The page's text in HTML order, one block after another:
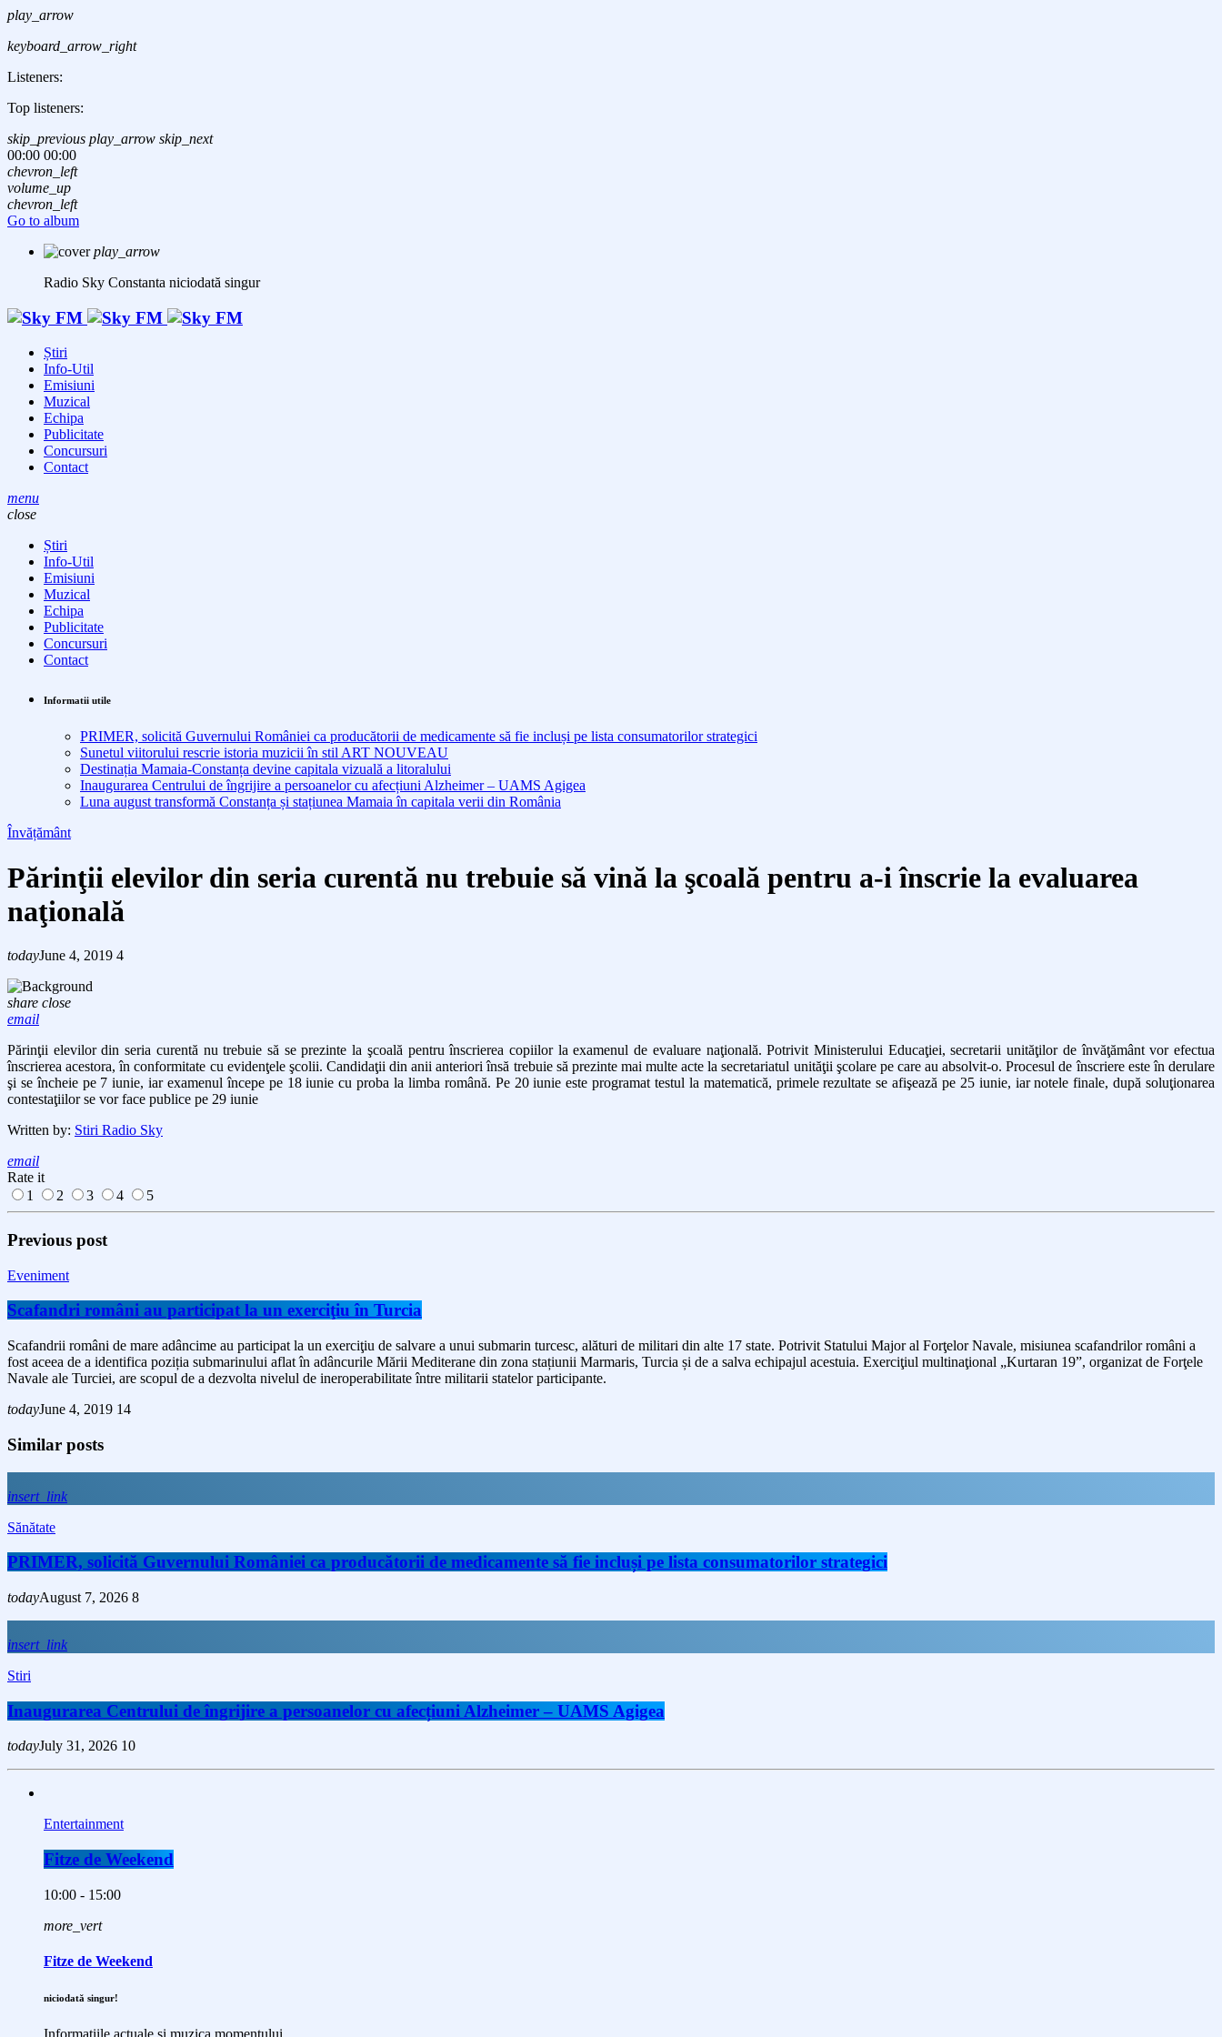
play_arrow
keyboard_arrow_right
Listeners:
Top listeners:
skip_previous play_arrow skip_next
00:00 00:00
chevron_left
volume_up
chevron_left
Go to album
play_arrow
Radio Sky Constanta niciodată singur
Știri
Info-Util
Emisiuni
Muzical
Echipa
Publicitate
Concursuri
Contact
menu
close
Știri
Info-Util
Emisiuni
Muzical
Echipa
Publicitate
Concursuri
Contact
Informatii utile
PRIMER, solicită Guvernului României ca producătorii de medicamente să fie incluși pe lista consumatorilor strategici
Sunetul viitorului rescrie istoria muzicii în stil ART NOUVEAU
Destinația Mamaia-Constanța devine capitala vizuală a litoralului
Inaugurarea Centrului de îngrijire a persoanelor cu afecțiuni Alzheimer – UAMS Agigea
Luna august transformă Constanța și stațiunea Mamaia în capitala verii din România
Învățământ
Părinţii elevilor din seria curentă nu trebuie să vină la şcoală pentru a-i înscrie la evaluarea
naţională
todayJune 4, 2019 4
share close
email
Părinţii elevilor din seria curentă nu trebuie să se prezinte la şcoală pentru înscrierea copiilor la examenul de evaluare naţională. Potrivit Ministerului Educaţiei, secretarii unităţilor de învăţământ vor efectua
înscrierea acestora, în conformitate cu evidenţele şcolii. Candidaţii din anii anteriori însă trebuie să prezinte mai multe acte la secretariatul unităţii şcolare pe care au absolvit-o. Procesul de înscriere este în derulare
şi se încheie pe 7 iunie, iar examenul începe pe 18 iunie cu proba la limba română. Pe 20 iunie este programat testul la matematică, primele rezultate se afişează pe 25 iunie, iar notele finale, după soluţionarea
contestaţiilor se vor face publice pe 29 iunie
Written by: Stiri Radio Sky
email
Rate it
1
2 3 4 5
Previous post
Eveniment
Scafandri români au participat la un exerciţiu în Turcia
Scafandrii români de mare adâncime au participat la un exerciţiu de salvare a unui submarin turcesc, alături de militari din alte 17 state. Potrivit Statului Major al Forţelor Navale, misiunea scafandrilor români a
fost aceea de a identifica poziția submarinului aflat în adâncurile Mării Mediterane din zona stațiunii Marmaris, Turcia și de a salva echipajul acestuia. Exerciţiul multinaţional „Kurtaran 19”, organizat de Forţele
Navale ale Turciei, are scopul de a dezvolta nivelul de ineroperabilitate între militarii statelor participante.
todayJune 4, 2019 14
Similar posts
insert_link
Sănătate
PRIMER, solicită Guvernului României ca producătorii de medicamente să fie incluși pe lista consumatorilor strategici
todayAugust 7, 2026 8
insert_link
Stiri
Inaugurarea Centrului de îngrijire a persoanelor cu afecțiuni Alzheimer – UAMS Agigea
todayJuly 31, 2026 10
Entertainment
Fitze de Weekend
10:00 - 15:00
more_vert
Fitze de Weekend
niciodată singur!
Informațiile actuale și muzica momentului